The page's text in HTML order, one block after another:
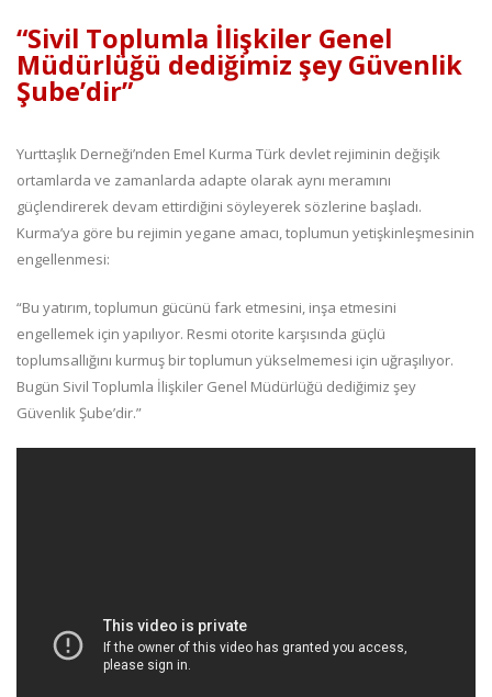
“Sivil Toplumla İlişkiler Genel
Müdürlüğü dediğimiz şey Güvenlik
Şube’dir”
Yurttaşlık Derneği’nden Emel Kurma Türk devlet rejiminin değişik
ortamlarda ve zamanlarda adapte olarak aynı meramını
güçlendirerek devam ettirdiğini söyleyerek sözlerine başladı.
Kurma’ya göre bu rejimin yegane amacı, toplumun yetişkinleşmesinin
engellenmesi:
“Bu yatırım, toplumun gücünü fark etmesini, inşa etmesini
engellemek için yapılıyor. Resmi otorite karşısında güçlü
toplumsallığını kurmuş bir toplumun yükselmemesi için uğraşılıyor.
Bugün Sivil Toplumla İlişkiler Genel Müdürlüğü dediğimiz şey
Güvenlik Şube’dir.”